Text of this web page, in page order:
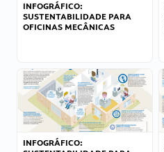
INFOGRÁFICO:
SUSTENTABILIDADE PARA
OFICINAS MECÂNICAS
INFOGRÁFICO: